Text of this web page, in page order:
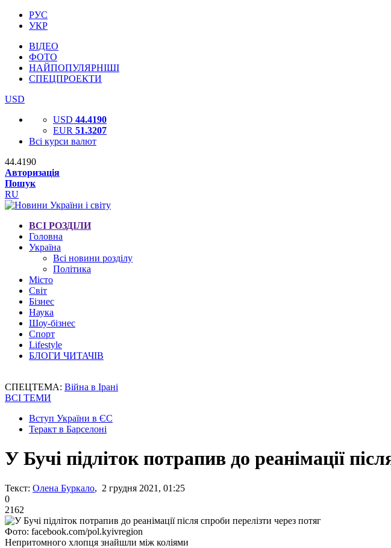
РУС
УКР
ВІДЕО
ФОТО
НАЙПОПУЛЯРНІШІ
СПЕЦПРОЕКТИ
USD
USD 44.4190
EUR 51.3207
Всі курси валют
44.4190
Авторизація
Пошук
RU
ВСІ РОЗДІЛИ
Головна
Україна
Всі новини розділу
Політика
Місто
Світ
Бізнес
Наука
Шоу-бізнес
Спорт
Lifestyle
БЛОГИ ЧИТАЧІВ
СПЕЦТЕМА: Війна в Ірані
ВСІ ТЕМИ
Вступ України в ЄС
Теракт в Барселоні
У Бучі підліток потрапив до реанімації
Текст: Олена Буркало, 2 грудня 2021, 01:25
0
2162
Фото: facebook.com/pol.kyivregion
Непритомного хлопця знайшли між коліями